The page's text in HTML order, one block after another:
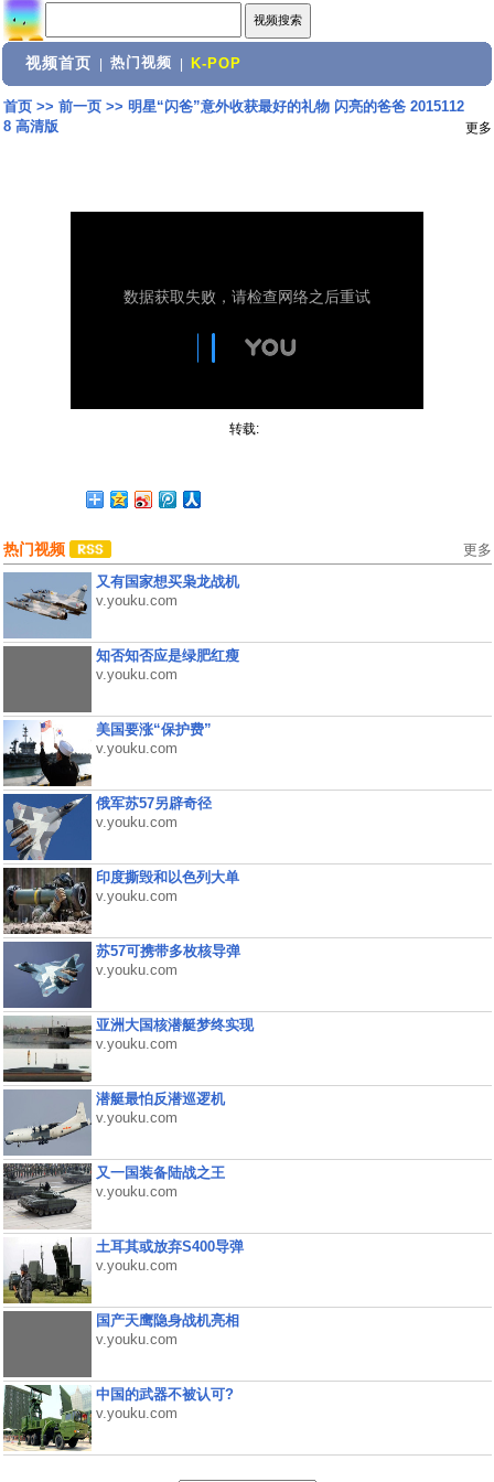
视频首页 热门视频 K-POP
首页>> 前一页>> 明星“闪爸”意外收获最好的礼物 闪亮的爸爸 2015112
8 高清版
更多
转载:
热门视频 更多
又有国家想买枭龙战机
v.youku.com
知否知否应是绿肥红瘦
v.youku.com
美国要涨“保护费”
v.youku.com
俄军苏57另辟奇径
v.youku.com
印度撕毁和以色列大单
v.youku.com
苏57可携带多枚核导弹
v.youku.com
亚洲大国核潜艇梦终实现
v.youku.com
潜艇最怕反潜巡逻机
v.youku.com
又一国装备陆战之王
v.youku.com
土耳其或放弃S400导弹
v.youku.com
国产天鹰隐身战机亮相
v.youku.com
中国的武器不被认可?
v.youku.com